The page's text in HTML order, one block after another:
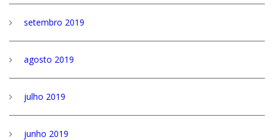
setembro 2019
agosto 2019
julho 2019
junho 2019